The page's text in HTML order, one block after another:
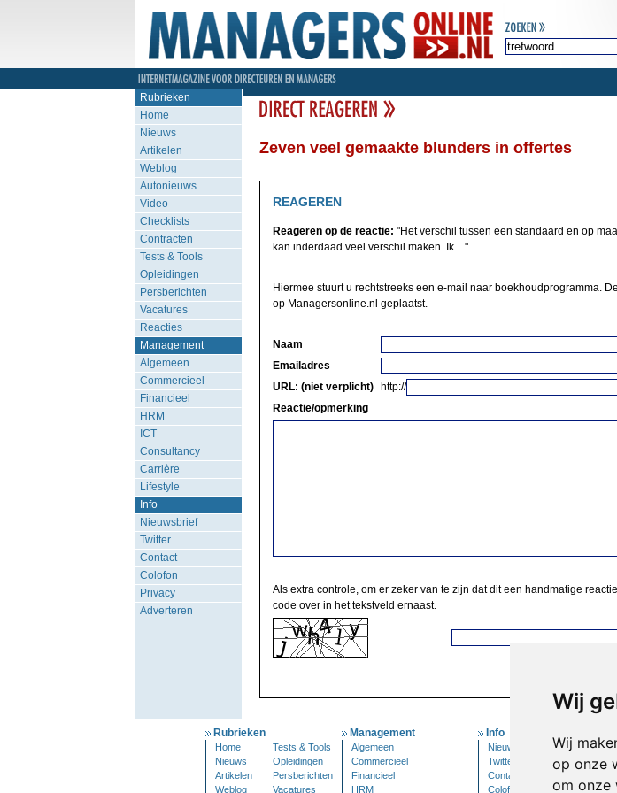
Wij
Wij
op onze
om onze
Rubrieken
Home
Nieuws
Artikelen
Weblog
Autonieuws
Video
Checklists
Contracten
Tests & Tools
Opleidingen
Persberichten
Vacatures
Reacties
Management
Algemeen
Commercieel
Financieel
HRM
ICT
Consultancy
Carrière
Lifestyle
Info
Nieuwsbrief
Twitter
Contact
Colofon
Privacy
Adverteren
Zeven veel gemaakte blunders in offertes
REAGEREN
Reageren op de reactie: "Het verschil tussen een standaard en op
kan inderdaad veel verschil maken. Ik ..."
Hiermee stuurt u rechtstreeks een e-mail naar boekhoudprogramma.
op Managersonline.nl geplaatst.
Naam
Emailadres
URL: (niet verplicht)
http://
Reactie/opmerking
Als extra controle, om er zeker van te zijn dat dit een handmatige
code over in het tekstveld ernaast.
Rubrieken
Home
Tests & Tools
Nieuws
Opleidingen
Artikelen
Persberichten
Weblog
Vacatures
Management
Algemeen
Commercieel
Financieel
HRM
Info
Nieuwsbrief
Twitter
Contact
Colofon